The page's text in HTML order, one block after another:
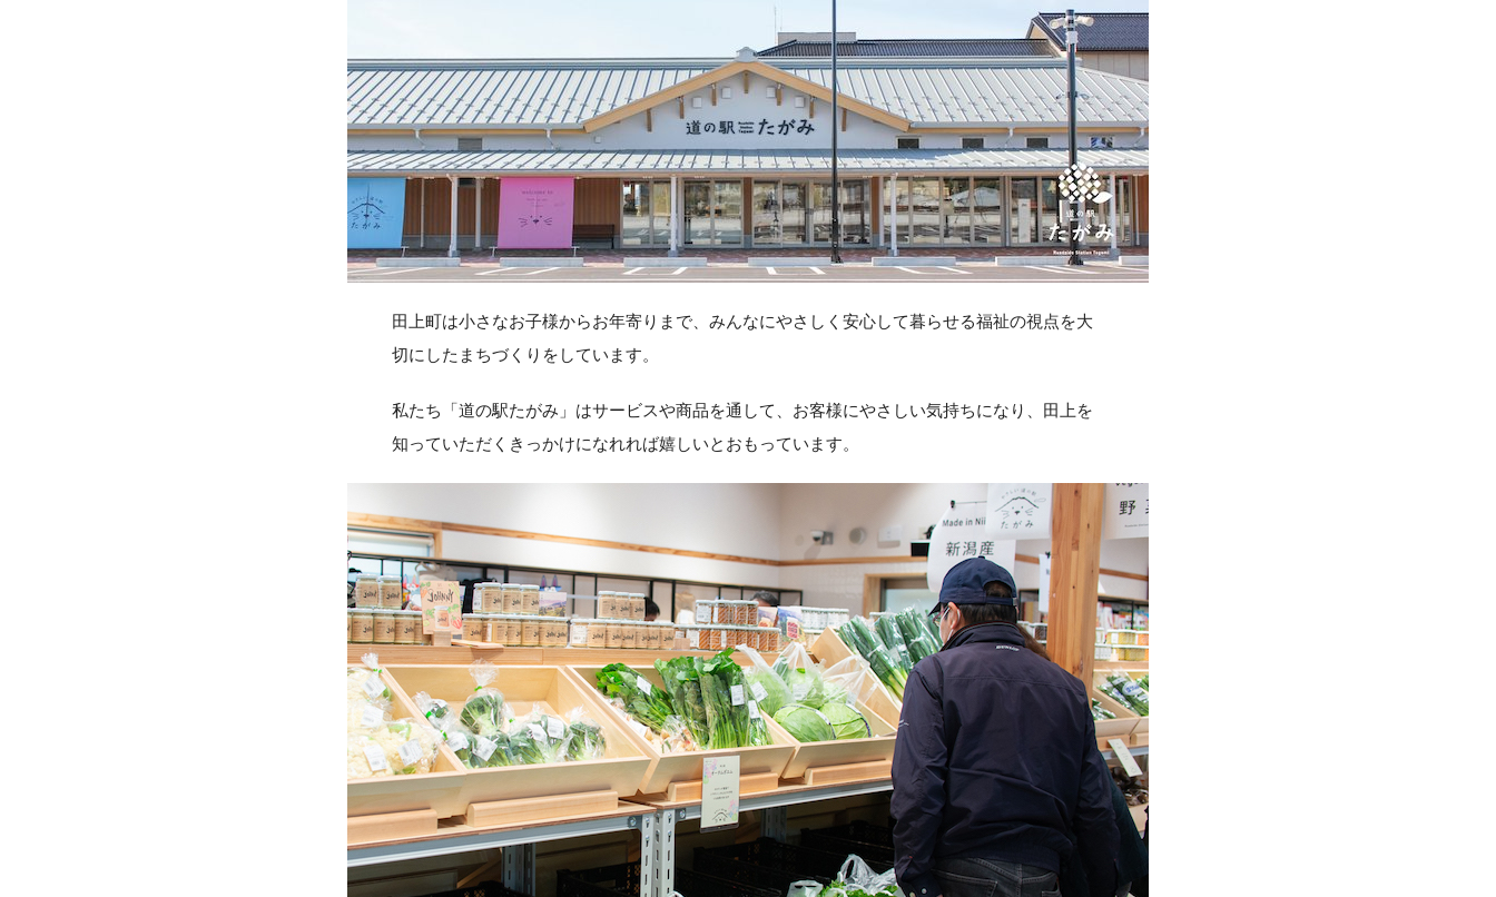
田上町は小さなお子様からお年寄りまで、みんなにやさしく安心して暮らせる福祉の視点を大
切にしたまちづくりをしています。
私たち「道の駅たがみ」はサービスや商品を通して、お客様にやさしい気持ちになり、田上を
知っていただくきっかけになれれば嬉しいとおもっています。